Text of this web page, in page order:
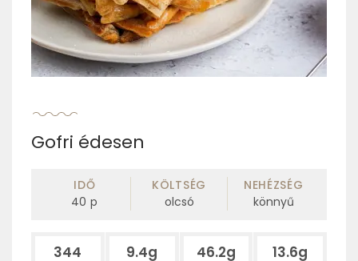
Gofri édesen
IDŐ
40 p
KÖLTSÉG
olcsó
NEHÉZSÉG
könnyű
344 9.4g 46.2g 13.6g